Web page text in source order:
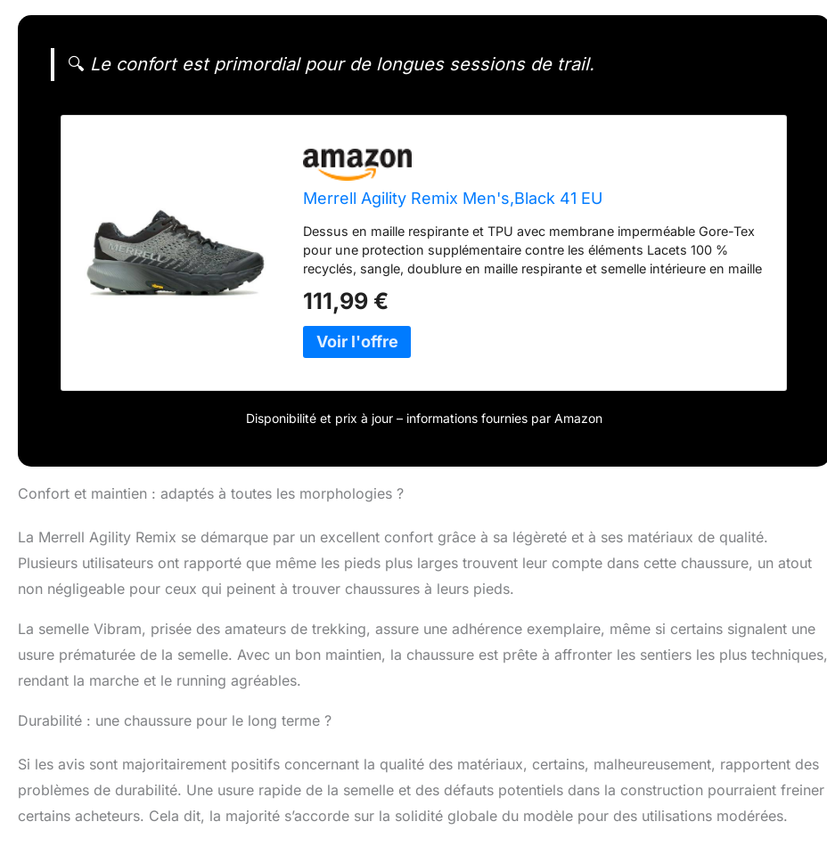
🔍 Le confort est primordial pour de longues sessions de trail.
Merrell Agility Remix Men's,Black 41 EU
Dessus en maille respirante et TPU avec membrane imperméable Gore-Tex
pour une protection supplémentaire contre les éléments Lacets 100 %
recyclés, sangle, doublure en maille respirante et semelle intérieure en maille
Foam pour un confort léger qui dure et une plaque de roche pour une
protection sous le pied Vibram MegaGrip avec crampons de traction Vibram
offre une semelle extérieure en caoutchouc haute performance offrant une
adhérence inégalée sur les surfaces sèches et humides
111,99 €
Disponibilité et prix à jour – informations fournies par Amazon
Confort et maintien : adaptés à toutes les morphologies ?
La Merrell Agility Remix se démarque par un excellent confort grâce à sa légèreté et à ses matériaux de qualité.
Plusieurs utilisateurs ont rapporté que même les pieds plus larges trouvent leur compte dans cette chaussure, un atout
non négligeable pour ceux qui peinent à trouver chaussures à leurs pieds.
La semelle Vibram, prisée des amateurs de trekking, assure une adhérence exemplaire, même si certains signalent une
usure prématurée de la semelle. Avec un bon maintien, la chaussure est prête à affronter les sentiers les plus techniques,
rendant la marche et le running agréables.
Durabilité : une chaussure pour le long terme ?
Si les avis sont majoritairement positifs concernant la qualité des matériaux, certains, malheureusement, rapportent des
problèmes de durabilité. Une usure rapide de la semelle et des défauts potentiels dans la construction pourraient freiner
certains acheteurs. Cela dit, la majorité s’accorde sur la solidité globale du modèle pour des utilisations modérées.